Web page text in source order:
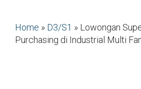
Home » D3/S1 » Lowongan
Purchasing di Industrial Multi